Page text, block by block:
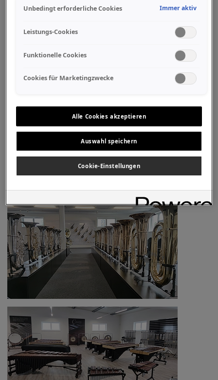
Unbedingt erforderliche Cookies Immer aktiv
Leistungs-Cookies
Funktionelle Cookies
Cookies für Marketingzwecke
Alle Cookies akzeptieren
Auswahl speichern
Cookie-Einstellungen